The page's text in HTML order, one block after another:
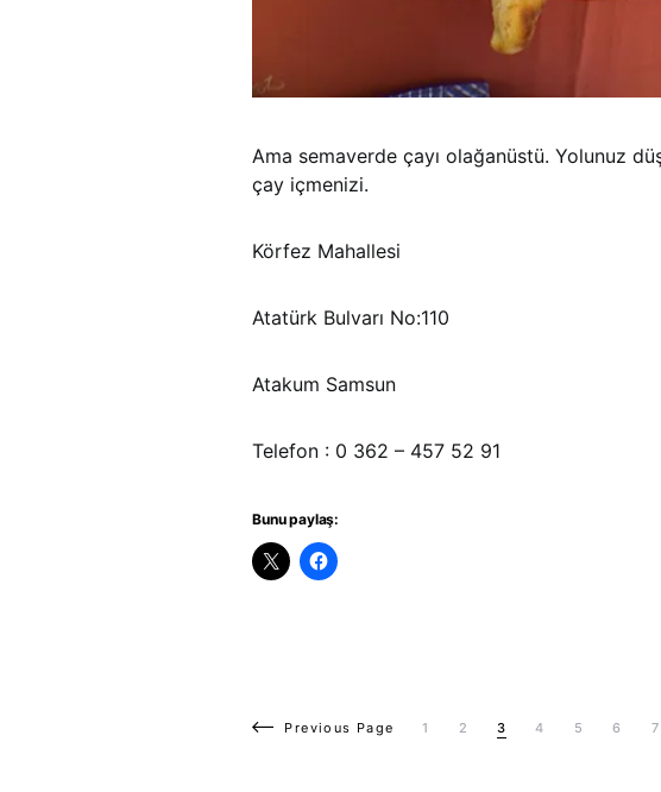
Ama semaverde çayı olağanüstü. Yolunuz
çay içmenizi.
Körfez Mahallesi
Atatürk Bulvarı No:110
Atakum Samsun
Telefon : 0 362 – 457 52 91
Bunu paylaş:
Previous Page 1 2 3 4 5 6 7